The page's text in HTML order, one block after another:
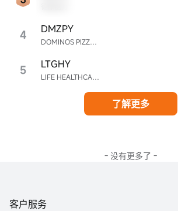
4 DOMINOS PIZZA ENTERPRISES LIMITED UNSP ADR EACH REPR 0.5 ORD SHS
DMZPY
5 LIFE HEALTHCARE GROUP HOLDINGS UNSPON ADR EA REPR 4 ORD ZAR0.00
LTGHY
了解更多
- 没有更多了 -
客户服务